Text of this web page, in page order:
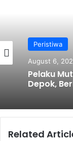
August 6,
Pelaku
Depok,
Pendidikan
August 5,
2 Depok
Related